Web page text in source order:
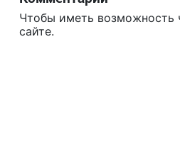
Чтобы иметь возможность
сайте.